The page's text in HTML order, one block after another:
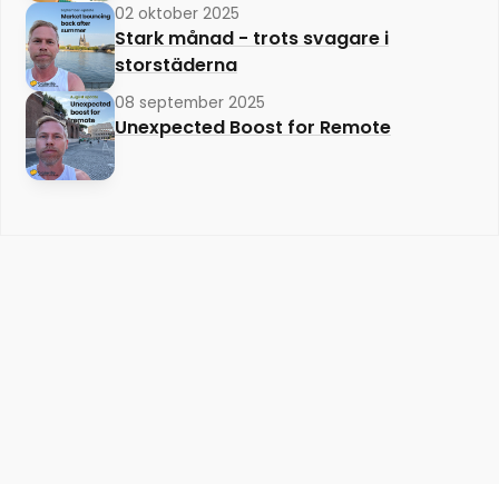
02 oktober 2025
Stark månad - trots svagare i
storstäderna
08 september 2025
Unexpected Boost for Remote